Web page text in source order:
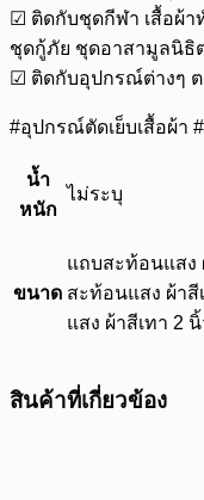
☑ ติดกับชุดกีฬา เสื้อผ้า
ชุดกู้ภัย ชุดอาสามูลนิธิ
☑ ติดกับอุปกรณ์ต่างๆ
#อุปกรณ์ตัดเย็บเสื้อผ้า
น้ำ
หนัก
ไม่ระบุ
ขนาด
แถบสะท้อนแสง
สะท้อนแสง ผ้า
แสง ผ้าสีเทา 2
สินค้าที่เกี่ยวข้อง